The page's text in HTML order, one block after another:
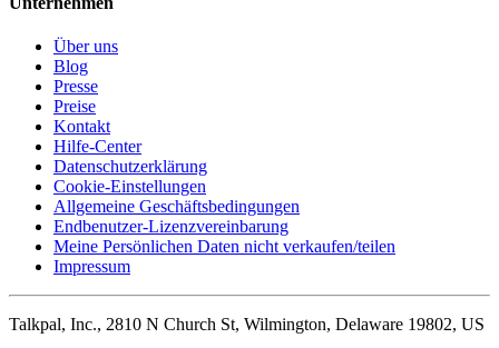
Über uns
Blog
Presse
Preise
Kontakt
Hilfe-Center
Datenschutzerklärung
Cookie-Einstellungen
Allgemeine Geschäftsbedingungen
Endbenutzer-Lizenzvereinbarung
Meine Persönlichen Daten nicht verkaufen/teilen
Impressum
Talkpal, Inc., 2810 N Church St, Wilmington, Delaware 19802, US